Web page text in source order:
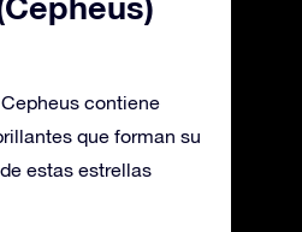
contiene
que forman su
estas estrellas